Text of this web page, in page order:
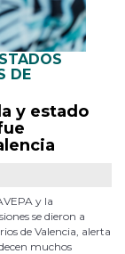
DE
y estado
y la
se dieron a
de Valencia, alerta
muchos